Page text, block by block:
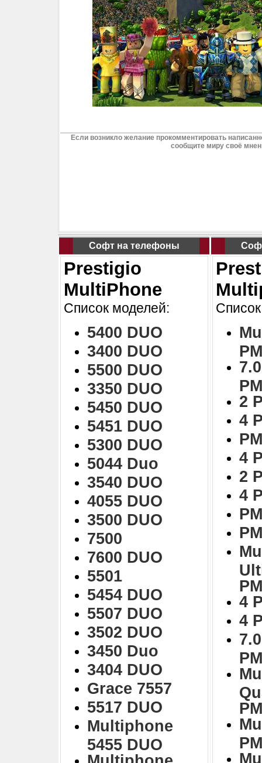
Если возникло желание прокомментировать
сообщите миру своё
Софт на телефоны
Prestigio
MultiPhone
Список моделей:
5400 DUO
3400 DUO
5500 DUO
3350 DUO
5450 DUO
5451 DUO
5300 DUO
5044 Duo
3540 DUO
4055 DUO
3500 DUO
7500
7600 DUO
5501
5454 DUO
5507 DUO
3502 DUO
3450 Duo
3404 DUO
Grace 7557
5517 DUO
Multiphone
5455 DUO
2
4
4
2
4
4
4